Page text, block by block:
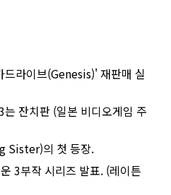
드라이브(Genesis)' 재판매 실
잔치판 (일본 비디오게임 주
Sister)의 첫 등장.
3부작 시리즈 발표. (레이튼